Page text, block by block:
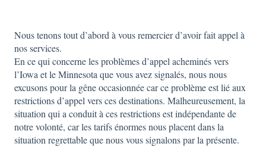
Nous tenons tout d’abord à vous remercier d’avoir fait appel à
nos services.
En ce qui concerne les problèmes d’appel acheminés vers
l’Iowa et le Minnesota que vous avez signalés, nous nous
excusons pour la gêne occasionnée car ce problème est lié aux
restrictions d’appel vers ces destinations. Malheureusement, la
situation qui a conduit à ces restrictions est indépendante de
notre volonté, car les tarifs énormes nous placent dans la
situation regrettable que nous vous signalons par la présente.